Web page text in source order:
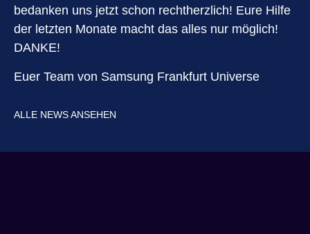
bedanken uns jetzt schon rechtherzlich! Eure Hilfe
der letzten Monate macht das alles nur möglich!
DANKE!
Euer Team von Samsung Frankfurt Universe
ALLE NEWS ANSEHEN